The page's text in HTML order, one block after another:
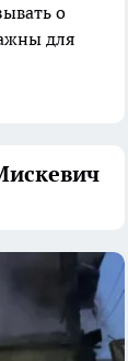
о
для